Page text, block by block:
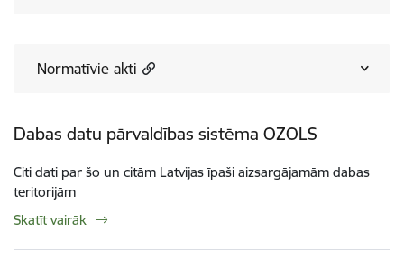
Normatīvie akti
Dabas datu pārvaldības sistēma OZOLS
Citi dati par šo un citām Latvijas īpaši aizsargājamām dabas
teritorijām
Skatīt vairāk